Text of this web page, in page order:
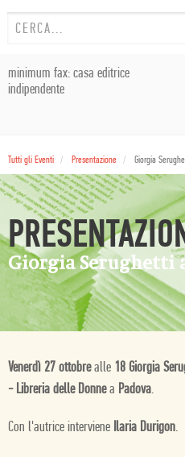
minimum fax: casa editrice
indipendente
Tutti gli Eventi Presentazione Giorgia
Giorgia Serughetti
Venerdì 27 ottobrealle 18 Giorgia
- Libreria delle Donnea Padova.
Con l'autrice interviene Ilaria Durigon.